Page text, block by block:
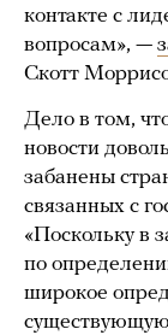
контакте с
вопросам», —
Скотт
Дело в том,
новости
забанены
связанных с
«Поскольку в
по
широкое